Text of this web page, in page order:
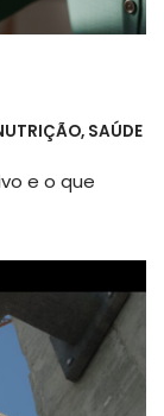
, SAÚDE
e o que